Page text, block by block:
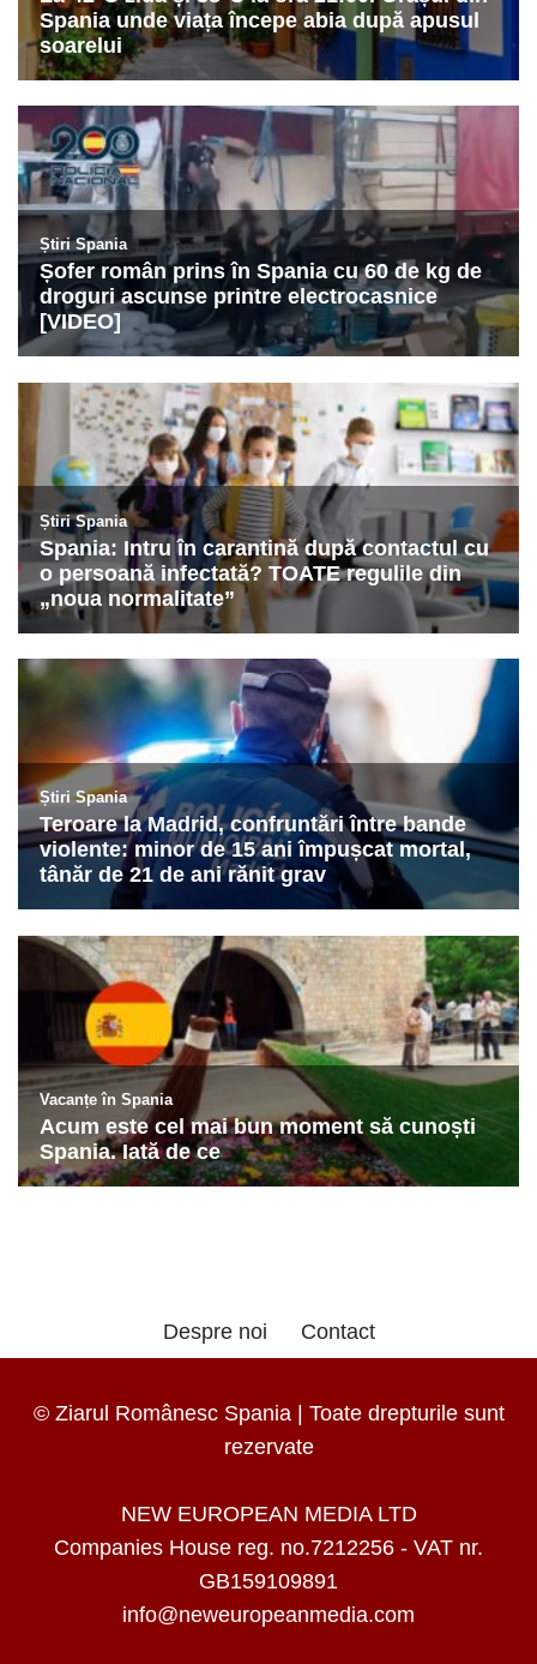
Despre noi Contact
© Ziarul Românesc Spania | Toate drepturile sunt
rezervate
NEW EUROPEAN MEDIA LTD
Companies House reg. no.7212256 - VAT nr.
GB159109891
info@neweuropeanmedia.com